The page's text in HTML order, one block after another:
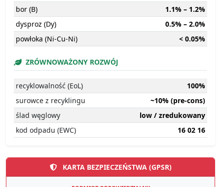
bor (B)
1.1% – 1.2%
dysproz (Dy)
0.5% – 2.0%
powłoka (Ni-Cu-Ni)
< 0.05%
ZRÓWNOWAŻONY ROZWÓJ
recyklowalność (EoL)
100%
surowce z recyklingu
~10% (pre-cons)
ślad węglowy
low / zredukowany
kod odpadu (EWC)
16 02 16
KARTA BEZPIECZEŃSTWA (GPSR)